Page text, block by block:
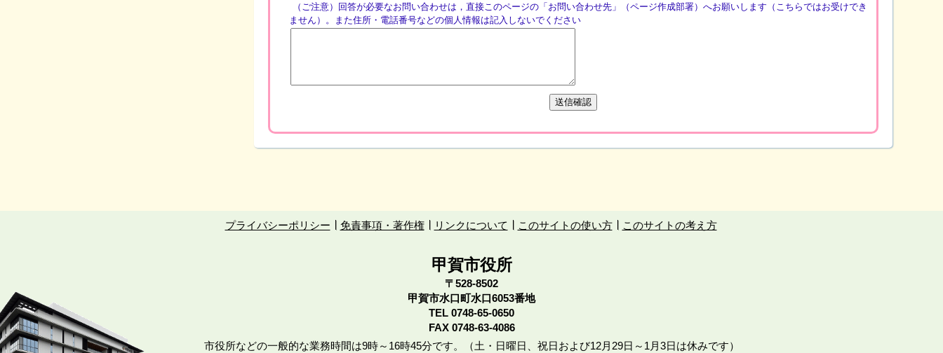
（ご注意）回答が必要なお問い合わせは，直接このページの「お問い合わせ先」（ページ作成部署）へお願いします（こちらではお受けでき
ません）。また住所・電話番号などの個人情報は記入しないでください
プライバシーポリシー 免責事項・著作権 リンクについて このサイトの使い方 このサイトの考え方
甲賀市役所
〒528-8502
甲賀市水口町水口6053番地
TEL 0748-65-0650
FAX 0748-63-4086
市役所などの一般的な業務時間は9時～16時45分です。（土・日曜日、祝日および12月29日～1月3日は休みです）